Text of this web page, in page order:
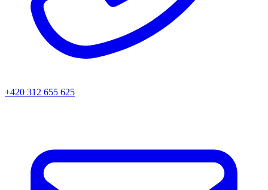
+420 312 655 625